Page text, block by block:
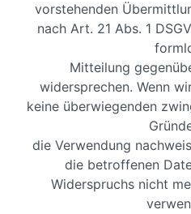
vorstehenden
nach Art. 21 Abs. 1
Mitteilung
widersprechen. Wenn
keine überwiegenden
die Verwendung
die betroffenen
Widerspruchs nicht